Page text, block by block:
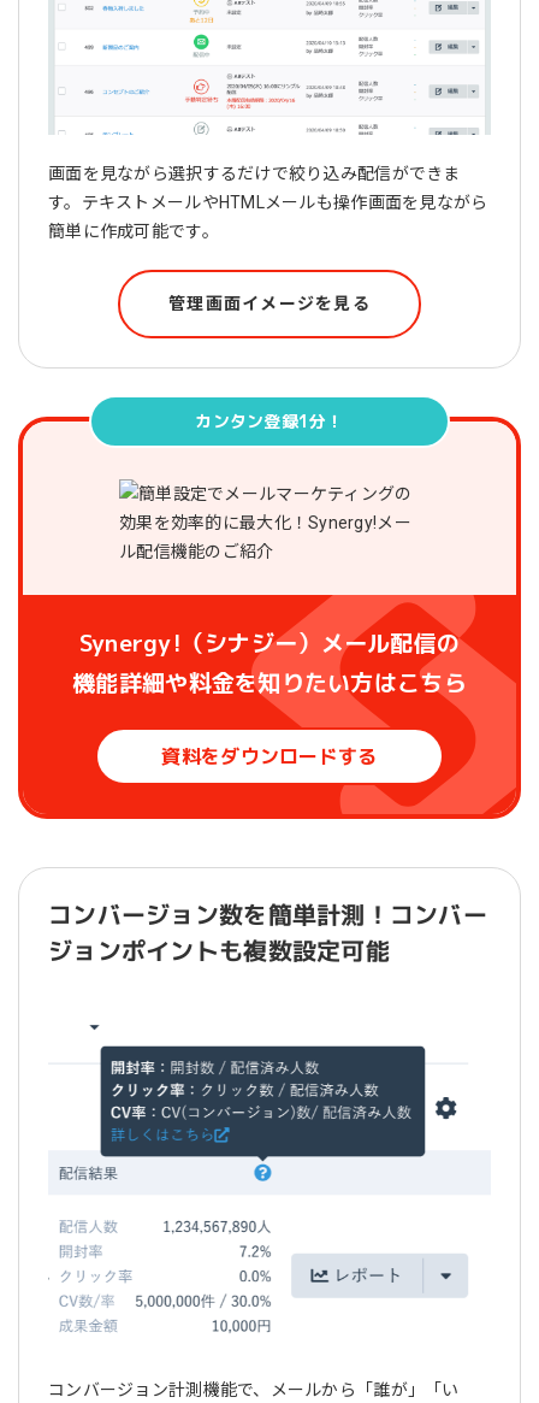
画面を見ながら選択するだけで絞り込み配信ができま
す。テキストメールやHTMLメールも操作画面を見ながら
簡単に作成可能です。
管理画面イメージを見る
カンタン登録1分！
Synergy!（シナジー）メール配信の
機能詳細や料金を知りたい方はこちら
資料をダウンロードする
コンバージョン数を簡単計測！コンバー
ジョンポイントも複数設定可能
コンバージョン計測機能で、メールから「誰が」「い